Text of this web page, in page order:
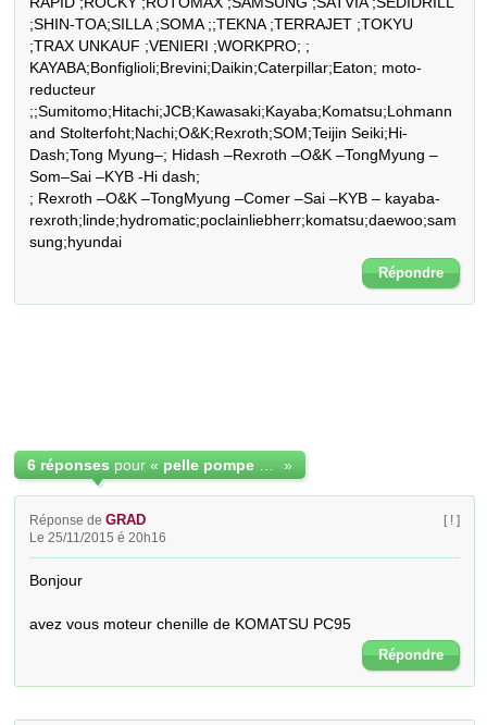
;SHIN-TOA;SILLA ;SOMA ;;TEKNA ;TERRAJET ;TOKYU
;TRAX UNKAUF ;VENIERI ;WORKPRO; ;
KAYABA;Bonfiglioli;Brevini;Daikin;Caterpillar;Eaton; moto-
reducteur
;;Sumitomo;Hitachi;JCB;Kawasaki;Kayaba;Komatsu;Lohmann
and Stolterfoht;Nachi;O&K;Rexroth;SOM;Teijin Seiki;Hi-
Dash;Tong Myung–; Hidash –Rexroth –O&K –TongMyung –
Som–Sai –KYB -Hi dash;
; Rexroth –O&K –TongMyung –Comer –Sai –KYB – kayaba-
rexroth;linde;hydromatic;poclainliebherr;komatsu;daewoo;sam
sung;hyundai
Répondre
6 réponses pour « »
Réponse deGRAD
Le 25/11/2015 é 20h16
[ ! ]
Bonjour
avez vous moteur chenille de KOMATSU PC95
Répondre